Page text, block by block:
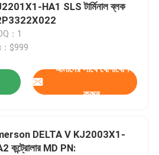
HA1 SLS টার্মিনাল ব্লক
：1
：$999
আমাদের সাথে যোগাযোগ
করুন
DELTA V KJ2003X1-
কন্ট্রোলার MD PN: